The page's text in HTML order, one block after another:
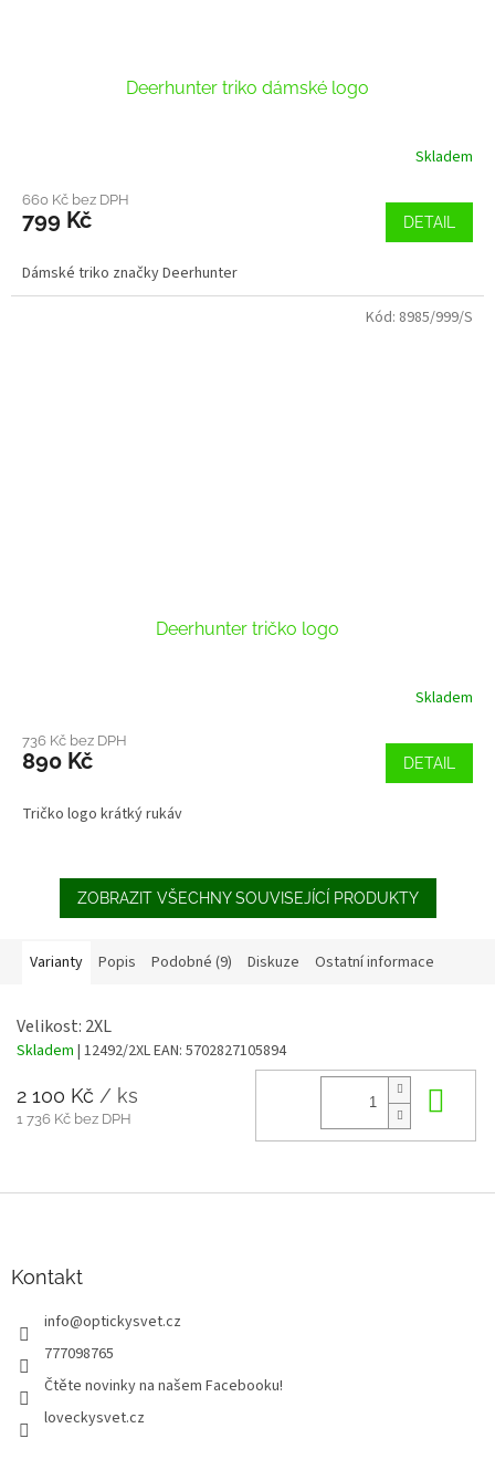
Deerhunter triko dámské logo
Skladem
660 Kč bez DPH
799 Kč DETAIL
Dámské triko značky Deerhunter
Deerhunter tričko logo
Skladem
736 Kč bez DPH
890 Kč DETAIL
Tričko logo krátký rukáv
Kód: 8985/999/S
ZOBRAZIT VŠECHNY SOUVISEJÍCÍ PRODUKTY
Varianty Popis Podobné (9) Diskuze Ostatní informace
Velikost: 2XL
Skladem | 12492/2XLEAN: 5702827105894
2 100 Kč / ks
1 736 Kč bez DPH
Kontakt
info@optickysvet.cz
777098765
Čtěte novinky na našem Facebooku!
loveckysvet.cz